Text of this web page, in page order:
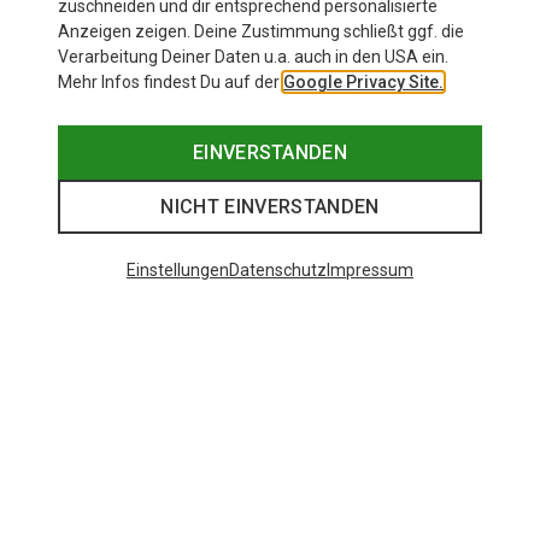
zuschneiden und dir entsprechend personalisierte
Anzeigen zeigen. Deine Zustimmung schließt ggf. die
Verarbeitung Deiner Daten u.a. auch in den USA ein.
Mehr Infos findest Du auf der Google Privacy Site.
EINVERSTANDEN
NICHT EINVERSTANDEN
EinstellungenDatenschutz Impressum